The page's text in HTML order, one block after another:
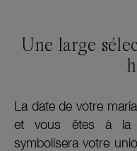
Une large
La date de votre
et vous êtes à la
symbolisera votre